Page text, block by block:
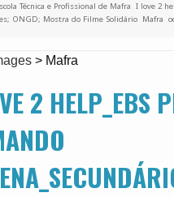
Técnica e Profissional de Mafra ,I love 2
ONGD; Mostra do Filme Solidário Mafra ,
> Mafra
2 HELP_EBS